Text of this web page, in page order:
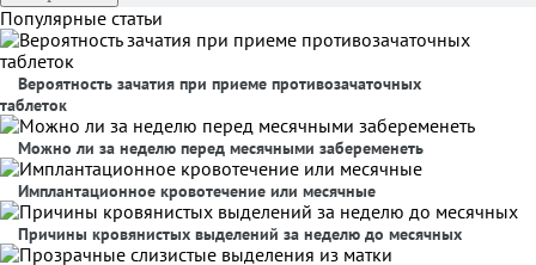
Популярные статьи
Вероятность зачатия при приеме противозачаточных
таблеток
Можно ли за неделю перед месячными забеременеть
Имплантационное кровотечение или месячные
Причины кровянистых выделений за неделю до месячных